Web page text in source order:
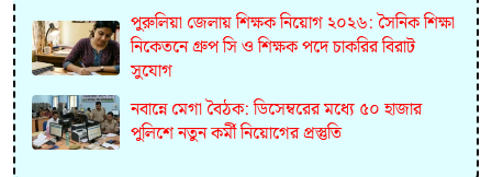
পুরুলিয়া জেলায় শিক্ষক নিয়োগ ২০২৬: সৈনিক শিক্ষা
নিকেতনে গ্রুপ সি ও শিক্ষক পদে চাকরির বিরাট
সুযোগ
নবান্নে মেগা বৈঠক: ডিসেম্বরের মধ্যে ৫০ হাজার
পুলিশে নতুন কর্মী নিয়োগের প্রস্তুতি